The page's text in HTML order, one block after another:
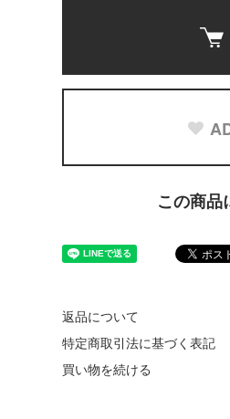
この商品
返品について
特定商取引法に基づく表記
買い物を続ける